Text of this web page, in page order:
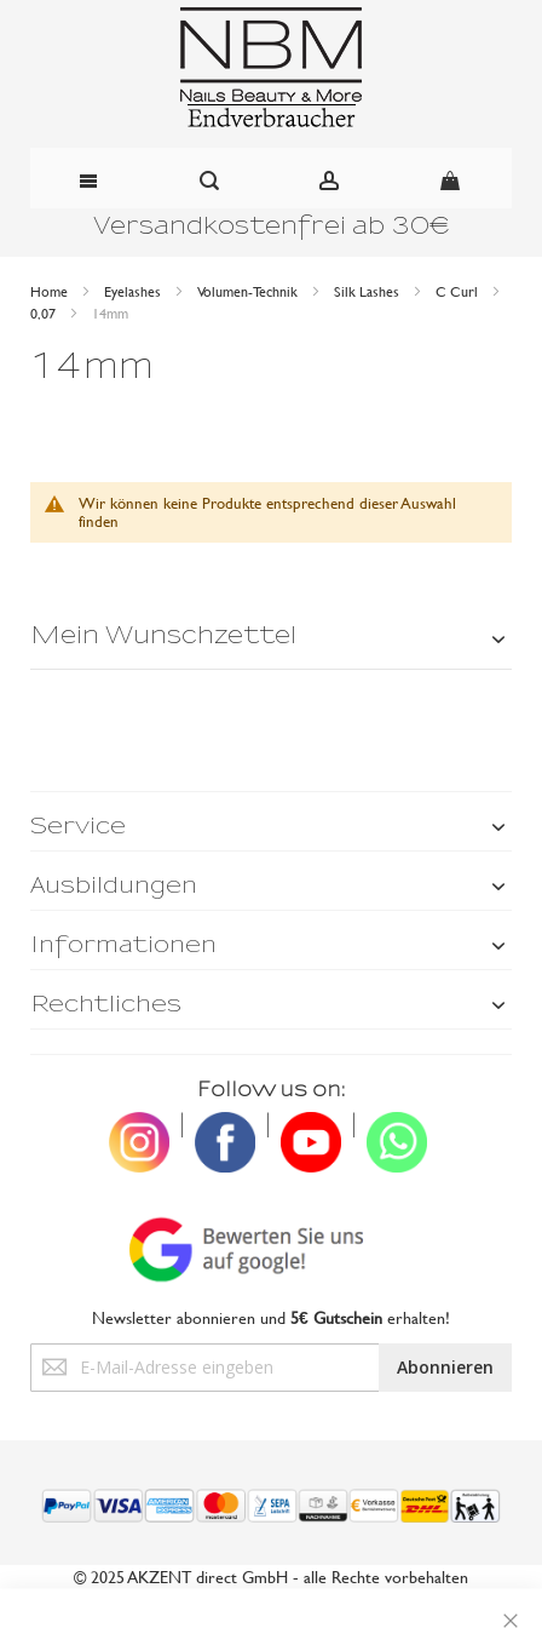
Inhalt
Versandkostenfrei ab 30€
Home Eyelashes Volumen-Technik Silk Lashes
C Curl
0,07
14mm
14mm
Wir können keine Produkte entsprechend dieser Auswahl
finden
Mein Wunschzettel
Service
Ausbildungen
Informationen
Rechtliches
Follow us on:
Newsletter abonnieren und5€ Gutscheinerhalten!
Anmeldung
zum
Abonnieren
© 2025 AKZENT direct GmbH - alle Rechte vorbehalten